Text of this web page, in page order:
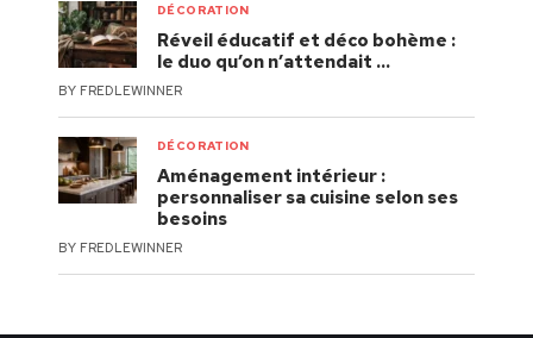
DÉCORATION
Réveil éducatif et déco bohème :
le duo qu’on n’attendait …
BY FREDLEWINNER
DÉCORATION
Aménagement intérieur :
personnaliser sa cuisine selon ses
besoins
BY FREDLEWINNER